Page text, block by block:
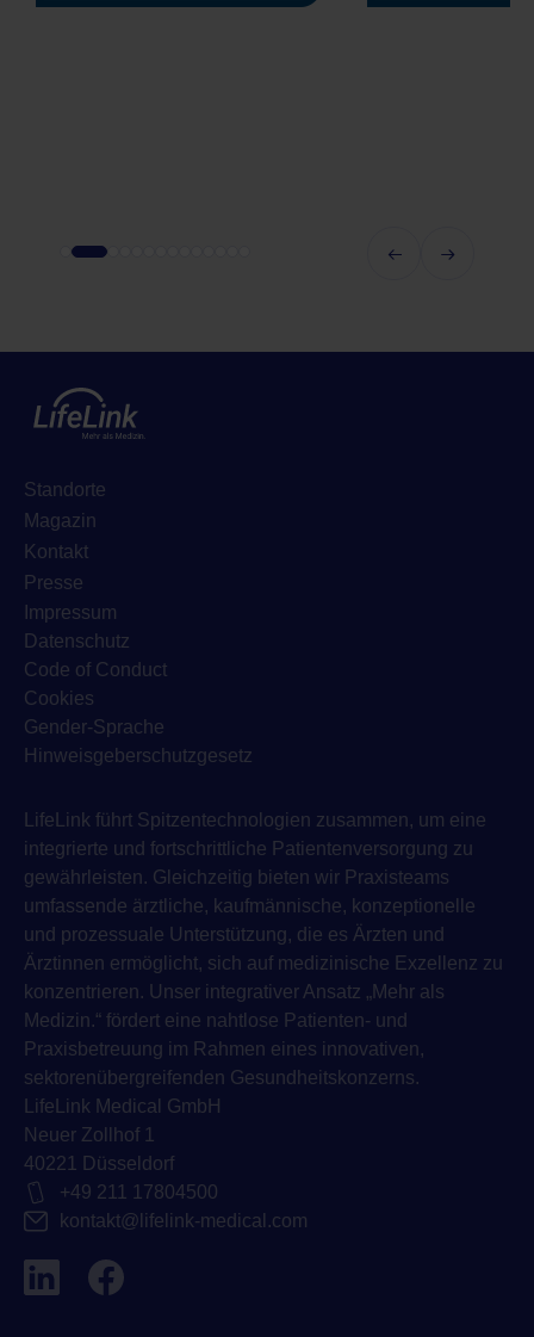
Standorte
Magazin
Kontakt
Presse
Impressum
Datenschutz
Code of Conduct
Cookies
Gender-Sprache
Hinweisgeberschutzgesetz
LifeLink führt Spitzentechnologien zusammen, um eine
integrierte und fortschrittliche Patientenversorgung zu
gewährleisten. Gleichzeitig bieten wir Praxisteams
umfassende ärztliche, kaufmännische, konzeptionelle
und prozessuale Unterstützung, die es Ärzten und
Ärztinnen ermöglicht, sich auf medizinische Exzellenz zu
konzentrieren. Unser integrativer Ansatz „Mehr als
Medizin.“ fördert eine nahtlose Patienten- und
Praxisbetreuung im Rahmen eines innovativen,
sektorenübergreifenden Gesundheitskonzerns.
LifeLink Medical GmbH
Neuer Zollhof 1
40221 Düsseldorf
+49 211 17804500
kontakt@lifelink-medical.com